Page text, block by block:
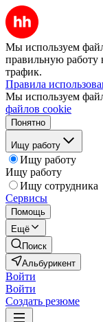
Мы используем
правильную работу
трафик.
Правила
Мы используем
файлов cookie
Понятно
Ищу работу
Ищу работу
Ищу работу
Ищу сотрудника
Сервисы
Помощь
Ещё
Поиск
Альбурикент
Войти
Войти
Создать резюме